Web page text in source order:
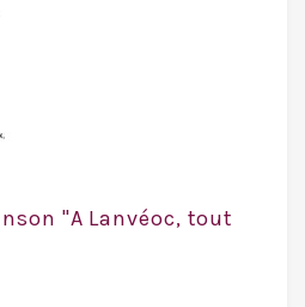
"A Lanvéoc, tout